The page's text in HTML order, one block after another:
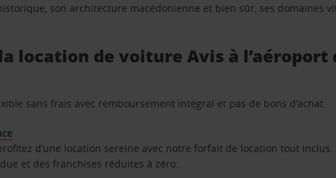
son architecture macédonienne et bien sûr, ses domaines
location de voiture Avis à l’aéroport
sans frais avec remboursement intégral et pas de bons d’achat.
d’une location sereine avec notre forfait de location tout
et des franchises réduites à zéro.